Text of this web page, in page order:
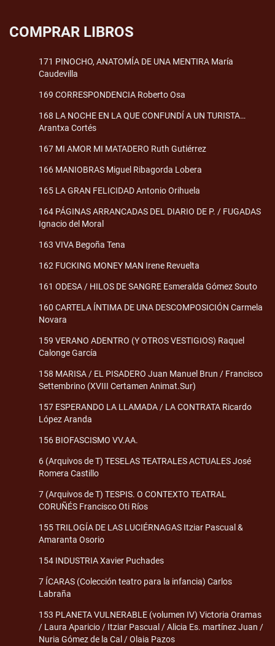
COMPRAR LIBROS
171 PINOCHO, ANATOMÍA DE UNA MENTIRA María
Caudevilla
169 CORRESPONDENCIA Roberto Osa
168 LA NOCHE EN LA QUE CONFUNDÍ A UN TURISTA…
Arantxa Cortés
167 MI AMOR MI MATADERO Ruth Gutiérrez
166 MANIOBRAS Miguel Ribagorda Lobera
165 LA GRAN FELICIDAD Antonio Orihuela
164 PÁGINAS ARRANCADAS DEL DIARIO DE P. / FUGADAS
Ignacio del Moral
163 VIVA Begoña Tena
162 FUCKING MONEY MAN Irene Revuelta
161 ODESA / HILOS DE SANGRE Esmeralda Gómez Souto
160 CARTELA ÍNTIMA DE UNA DESCOMPOSICIÓN Carmela
Novara
159 VERANO ADENTRO (Y OTROS VESTIGIOS) Raquel
Calonge García
158 MARISA / EL PISADERO Juan Manuel Brun / Francisco
Settembrino (XVIII Certamen Animat.Sur)
157 ESPERANDO LA LLAMADA / LA CONTRATA Ricardo
López Aranda
156 BIOFASCISMO VV.AA.
6 (Arquivos de T) TESELAS TEATRALES ACTUALES José
Romera Castillo
7 (Arquivos de T) TESPIS. O CONTEXTO TEATRAL
CORUÑÉS Francisco Oti Ríos
155 TRILOGÍA DE LAS LUCIÉRNAGAS Itziar Pascual &
Amaranta Osorio
154 INDUSTRIA Xavier Puchades
7 ÍCARAS (Colección teatro para la infancia) Carlos
Labraña
153 PLANETA VULNERABLE (volumen IV) Victoria Oramas
/ Laura Aparicio / Itziar Pascual / Alicia Es. martínez Juan /
Nuria Gómez de la Cal / Olaia Pazos